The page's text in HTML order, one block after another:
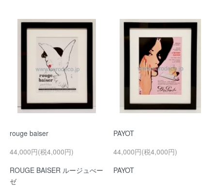
rouge baiser
44,000円(税4,000円)
ROUGE BAISER ルージュべー
ゼ
PAYOT
44,000円(税4,000円)
PAYOT